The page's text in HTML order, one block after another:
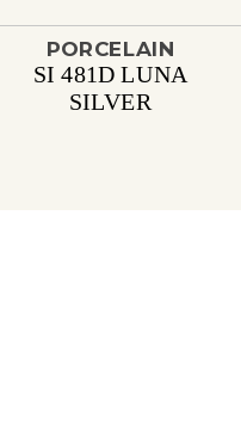
PORCELAIN
SI 481D LUNA
SILVER